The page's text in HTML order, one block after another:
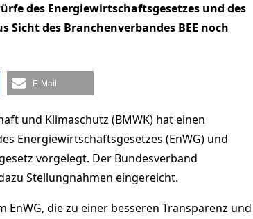
des Energiewirtschaftsgesetzes und des
Sicht des Branchenverbandes BEE noch
E-Mail
und Klimaschutz (BMWK) hat einen
Energiewirtschaftsgesetzes (EnWG) und
vorgelegt. Der Bundesverband
Stellungnahmen eingereicht.
EnWG, die zu einer besseren Transparenz und